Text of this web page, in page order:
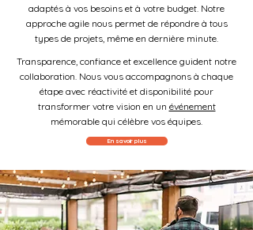
adaptés à vos besoins et à votre budget. Notre
approche agile nous permet de répondre à tous
types de projets, même en dernière minute.
Transparence, confiance et excellence guident notre
collaboration. Nous vous accompagnons à chaque
étape avec réactivité et disponibilité pour
transformer votre vision en un événement
mémorable qui célèbre vos équipes.
En savoir plus